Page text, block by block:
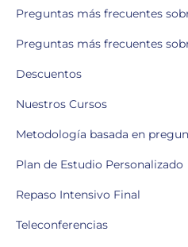
Preguntas más frecuentes
Preguntas más frecuentes
Descuentos
Nuestros Cursos
Metodología basada en
Plan de Estudio Personalizado
Repaso Intensivo Final
Teleconferencias